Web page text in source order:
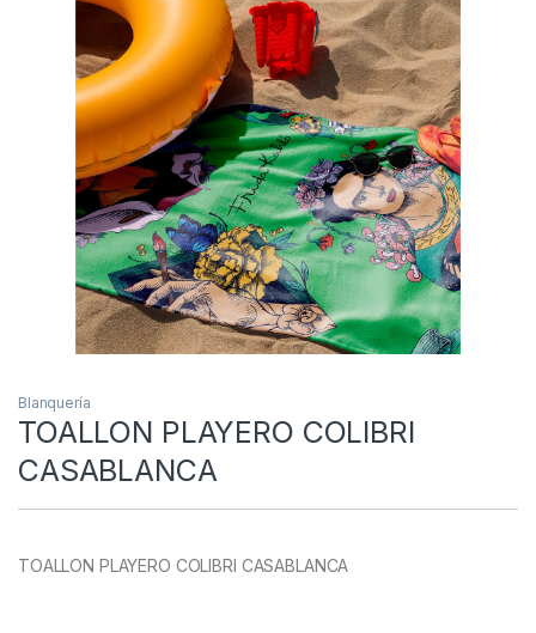
Blanquería
TOALLON PLAYERO COLIBRI
CASABLANCA
TOALLON PLAYERO COLIBRI CASABLANCA